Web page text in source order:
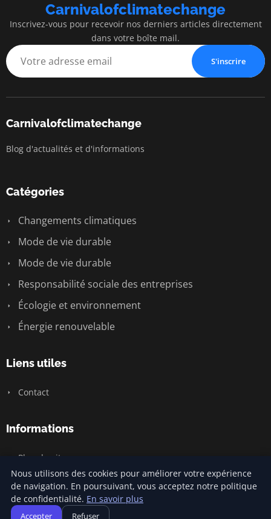
Carnivalofclimatechange
Inscrivez-vous pour recevoir nos derniers articles directement
dans votre boîte mail.
S'inscrire
Carnivalofclimatechange
Blog d'actualités et d'informations
Catégories
Changements climatiques
Mode de vie durable
Mode de vie durable
Responsabilité sociale des entreprises
Écologie et environnement
Énergie renouvelable
Liens utiles
Contact
Informations
Plan du site
© 2026 Carnivalofclimatechange. Tous droits réservés.
Nous utilisons des cookies pour améliorer votre expérience
de navigation. En poursuivant, vous acceptez notre politique
de confidentialité. En savoir plus
Accepter Refuser